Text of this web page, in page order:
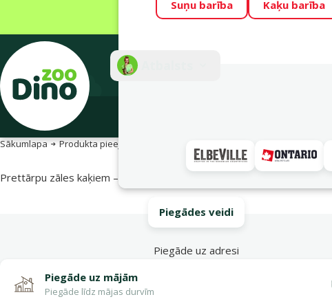
Visu mēnesi Dino
Fotokonkurss
Suņu barība Kaķu barība
Sākumlapa Produkta pieejamība
Prettārpu zāles kaķiem – Drontal Nr. 2
Piegādes veidi
Piegāde uz adresi
Piegāde uz mājām
Piegāde līdz mājas durvīm